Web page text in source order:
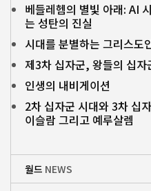
베들레헴의 별빛 아래: AI
는 성탄의 진실
시대를 분별하는 그리스도
제3차 십자군, 왕들의 십
인생의 내비게이션
2차 십자군 시대와 3차 십
이슬람 그리고 예루살렘
월드 NEWS